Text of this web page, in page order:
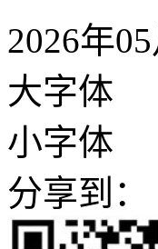
2026年
大字体
小字体
分享到：